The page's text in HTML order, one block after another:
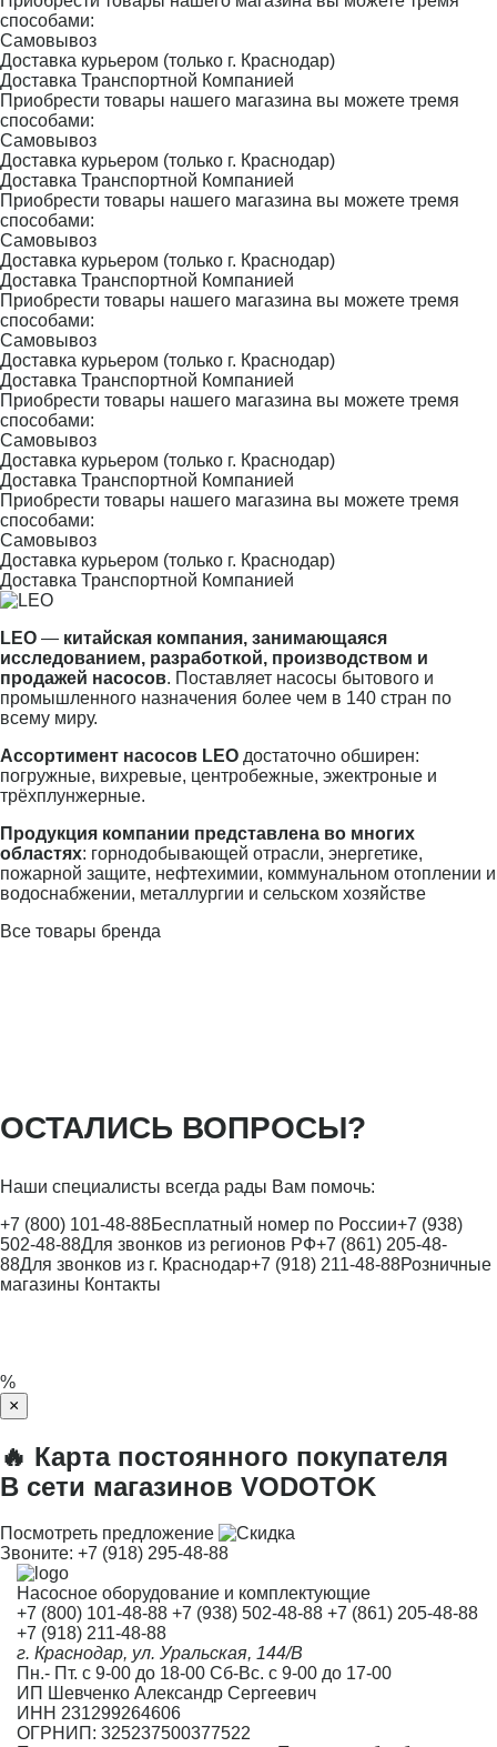
способами:
Самовывоз
Доставка курьером (только г. Краснодар)
Доставка Транспортной Компанией
Приобрести товары нашего магазина вы можете тремя
способами:
Самовывоз
Доставка курьером (только г. Краснодар)
Доставка Транспортной Компанией
Приобрести товары нашего магазина вы можете тремя
способами:
Самовывоз
Доставка курьером (только г. Краснодар)
Доставка Транспортной Компанией
Приобрести товары нашего магазина вы можете тремя
способами:
Самовывоз
Доставка курьером (только г. Краснодар)
Доставка Транспортной Компанией
Приобрести товары нашего магазина вы можете тремя
способами:
Самовывоз
Доставка курьером (только г. Краснодар)
Доставка Транспортной Компанией
Приобрести товары нашего магазина вы можете тремя
способами:
Самовывоз
Доставка курьером (только г. Краснодар)
Доставка Транспортной Компанией
LEO — китайская компания, занимающаяся
исследованием, разработкой, производством и
продажей насосов. Поставляет насосы бытового и
промышленного назначения более чем в 140 стран по
всему миру.
Ассортимент насосов LEO достаточно обширен:
погружные, вихревые, центробежные, эжектроные и
трёхплунжерные.
Продукция компании представлена во многих
областях: горнодобывающей отрасли, энергетике,
пожарной защите, нефтехимии, коммунальном отоплении и
водоснабжении, металлургии и сельском хозяйстве
Все товары бренда
ОСТАЛИСЬ ВОПРОСЫ?
Наши специалисты всегда рады Вам помочь:
+7 (800) 101-48-88Бесплатный номер по России+7 (938)
502-48-88Для звонков из регионов РФ+7 (861) 205-48-
88Для звонков из г. Краснодар+7 (918) 211-48-88Розничные
магазины Контакты
%
×
🔥 Карта постоянного покупателя
В сети магазинов VODOTOK
Посмотреть предложение
Звоните: +7 (918) 295-48-88
Насосное оборудование и комплектующие
+7 (800) 101-48-88 +7 (938) 502-48-88 +7 (861) 205-48-88
+7 (918) 211-48-88
г. Краснодар, ул. Уральская, 144/В
Пн.- Пт. с 9-00 до 18-00 Сб-Вс. с 9-00 до 17-00
ИП Шевченко Александр Сергеевич
ИНН 231299264606
ОГРНИП: 325237500377522